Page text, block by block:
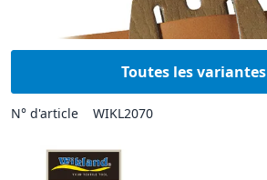
Toutes les variantes
N° d'article WIKL2070